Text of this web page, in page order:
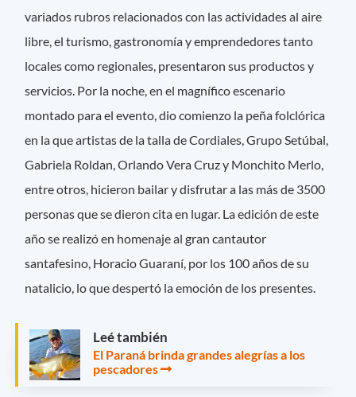
variados rubros relacionados con las actividades al aire
libre, el turismo, gastronomía y emprendedores tanto
locales como regionales, presentaron sus productos y
servicios. Por la noche, en el magnífico escenario
montado para el evento, dio comienzo la peña folclórica
en la que artistas de la talla de Cordiales, Grupo Setúbal,
Gabriela Roldan, Orlando Vera Cruz y Monchito Merlo,
entre otros, hicieron bailar y disfrutar a las más de 3500
personas que se dieron cita en lugar. La edición de este
año se realizó en homenaje al gran cantautor
santafesino, Horacio Guaraní, por los 100 años de su
natalicio, lo que despertó la emoción de los presentes.
Leé también
El Paraná brinda grandes alegrías a los
pescadores